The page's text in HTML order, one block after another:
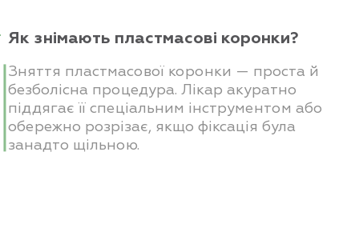
Як знімають пластмасові коронки?
Зняття пластмасової коронки — проста й
безболісна процедура. Лікар акуратно
піддягає її спеціальним інструментом або
обережно розрізає, якщо фіксація була
занадто щільною.